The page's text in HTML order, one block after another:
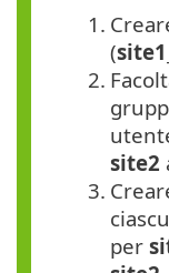
1.
(
2.
site2
3.
per